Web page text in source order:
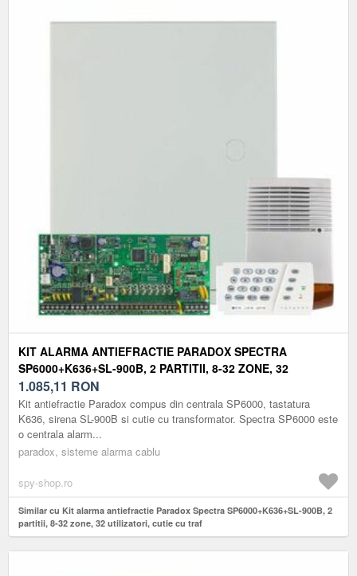
KIT ALARMA ANTIEFRACTIE PARADOX SPECTRA
SP6000+K636+SL-900B, 2 PARTITII, 8-32 ZONE, 32
UTILIZATORI, CUTIE CU TRAF
1.085,11 RON
Kit antiefractie Paradox compus din centrala SP6000, tastatura
K636, sirena SL-900B si cutie cu transformator. Spectra SP6000 este
o centrala alarm...
paradox, sisteme alarma cablu
spy-shop.ro
Similar cu Kit alarma antiefractie Paradox Spectra SP6000+K636+SL-900B, 2
partitii, 8-32 zone, 32 utilizatori, cutie cu traf